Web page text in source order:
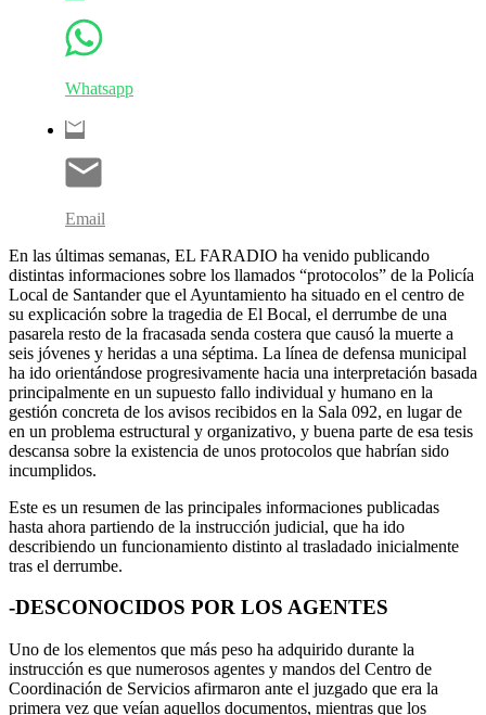
Whatsapp
Email
En las últimas semanas, EL FARADIO ha venido publicando
distintas informaciones sobre los llamados “protocolos” de la Policía
Local de Santander que el Ayuntamiento ha situado en el centro de
su explicación sobre la tragedia de El Bocal, el derrumbe de una
pasarela resto de la fracasada senda costera que causó la muerte a
seis jóvenes y heridas a una séptima. La línea de defensa municipal
ha ido orientándose progresivamente hacia una interpretación basada
principalmente en un supuesto fallo individual y humano en la
gestión concreta de los avisos recibidos en la Sala 092, en lugar de
en un problema estructural y organizativo, y buena parte de esa tesis
descansa sobre la existencia de unos protocolos que habrían sido
incumplidos.
Este es un resumen de las principales informaciones publicadas
hasta ahora partiendo de la instrucción judicial, que ha ido
describiendo un funcionamiento distinto al trasladado inicialmente
tras el derrumbe.
-DESCONOCIDOS POR LOS AGENTES
Uno de los elementos que más peso ha adquirido durante la
instrucción es que numerosos agentes y mandos del Centro de
Coordinación de Servicios afirmaron ante el juzgado que era la
primera vez que veían aquellos documentos, mientras que los